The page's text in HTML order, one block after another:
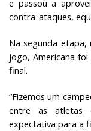
e passou a
contra-ataques,
Na segunda
jogo, Americana
final.
“Fizemos um
entre as atletas
expectativa para a